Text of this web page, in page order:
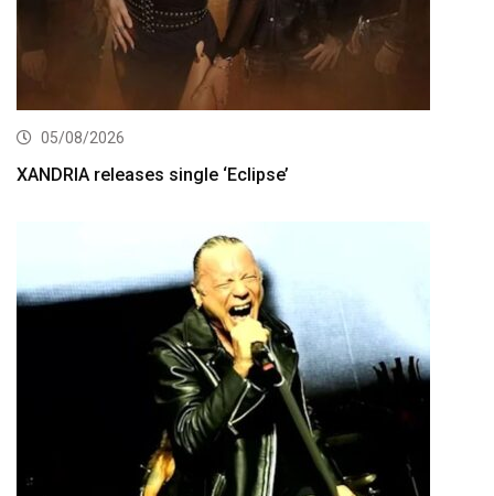
05/08/2026
XANDRIA releases single ‘Eclipse’